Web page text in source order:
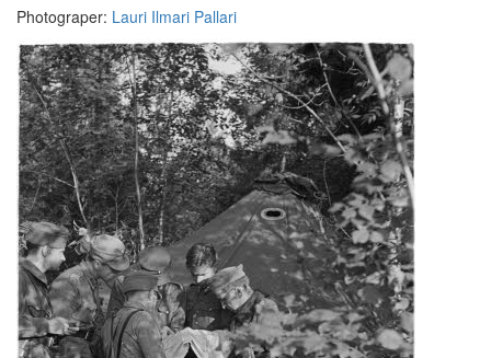
Photograper: Lauri Ilmari Pallari